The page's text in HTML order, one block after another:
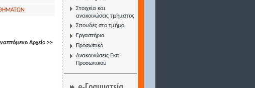
Αρχείο >>
Στοιχεία και
ανακοινώσεις τμήματος
Σπουδές στο τμήμα
Εργαστήρια
Προσωπικό
Ανακοινώσεις Εκπ.
Προσωπικού